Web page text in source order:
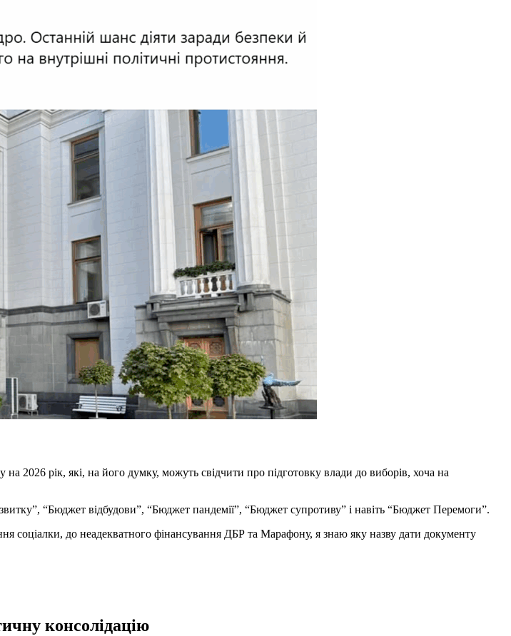
2026 рік, які, на його думку, можуть свідчити про підготовку влади до виборів, хоча на
“Бюджет відбудови”, “Бюджет пандемії”, “Бюджет супротиву” і навіть “Бюджет Перемоги”.
соціалки, до неадекватного фінансування ДБР та Марафону, я знаю яку назву дати документу
консолідацію